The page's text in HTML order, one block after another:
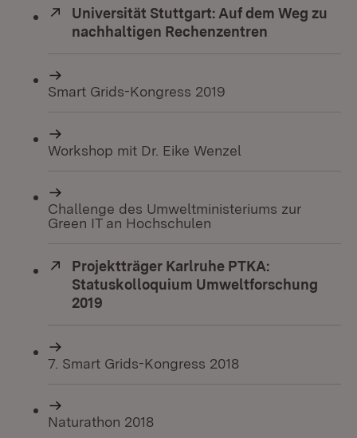
Extern:
Universität Stuttgart: Auf dem Weg zu
nachhaltigen Rechenzentren
Smart Grids-Kongress 2019
Workshop mit Dr. Eike Wenzel
Challenge des Umweltministeriums zur
Green IT an Hochschulen
Extern:
Projektträger Karlruhe PTKA:
Statuskolloquium Umweltforschung
2019
7. Smart Grids-Kongress 2018
Naturathon 2018